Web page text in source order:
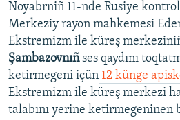
Noyabrniñ 11-nde Rusiye
Merkeziy rayon mahkemesi
Ekstremizm ile küreş
Şambazovnıñses qaydını
ketirmegeni içün 12 künge
Ekstremizm ile küreş merkezi
talabını yerine ketirmegeninen